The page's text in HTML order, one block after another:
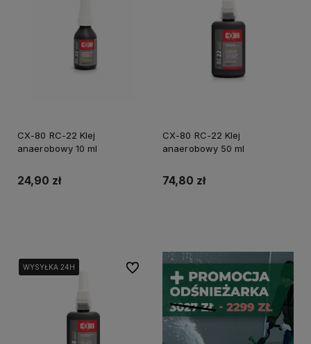
CX-80 RC-22 Klej
anaerobowy 10 ml
24,90 zł
CX-80 RC-22 Klej
anaerobowy 50 ml
74,80 zł
WYSYŁKA 24H
WYSYŁKA 24H
WYSYŁKA 24H Do ulubionych